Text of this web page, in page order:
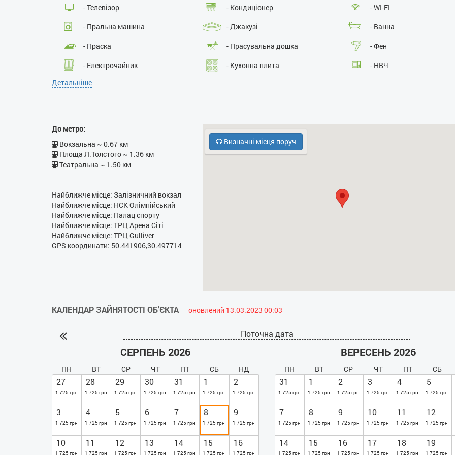
- Телевізор - Кондиціонер
- WI-FI
- Пральна машина
- Джакузі
- Ванна
- Праска
- Прасувальна дошка
- Фен
- Електрочайник
- Кухонна плита
- НВЧ
- Духовка
Детальніше
До метро:
Вокзальна ~ 0.67 км
Площа Л.Толстого ~ 1.36 км
Театральна ~ 1.50 км
Найближче місце: Залізничний вокзал
Найближче місце: НСК Олімпійський
Найближче місце: Палац спорту
Найближче місце: ТРЦ Арена Сіті
Найближче місце: ТРЦ Gulliver
GPS координати: 50.441906,30.497714
Визначні місця поруч
КАЛЕНДАР ЗАЙНЯТОСТІ ОБ'ЄКТА оновлений 13.03.2023 00:03
Поточна дата
СЕРПЕНЬ 2026
ПН ВТ СР ЧТ ПТ СБ НД
27
1 725 грн
28
1 725 грн
29
1 725 грн
30
1 725 грн
31
1 725 грн
1
1 725 грн
2
1 725 грн
3
1 725 грн
4
1 725 грн
5
1 725 грн
6
1 725 грн
7
1 725 грн
8
1 725 грн
9
1 725 грн
10
1 725 грн
11
1 725 грн
12
1 725 грн
13
1 725 грн
14
1 725 грн
15
1 725 грн
16
1 725 грн
ВЕРЕСЕНЬ 2026
ПН ВТ СР ЧТ ПТ СБ
31
1 725 грн
1
1 725 грн
2
1 725 грн
3
1 725 грн
4
1 725 грн
5
1 725 грн
7
1 725 грн
8
1 725 грн
9
1 725 грн
10
1 725 грн
11
1 725 грн
12
1 725 грн
14
1 725 грн
15
1 725 грн
16
1 725 грн
17
1 725 грн
18
1 725 грн
19
1 725 грн